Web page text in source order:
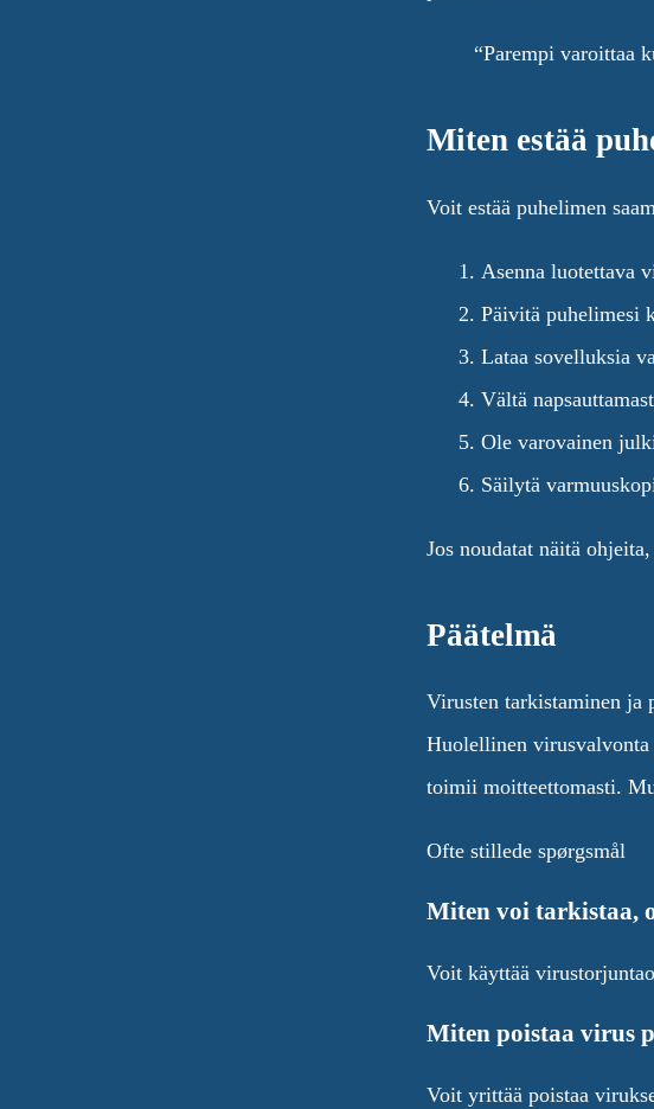
“Parempi varoittaa
Miten estää
Voit estää puhelimen
Asenna luotettava
Päivitä puhelimesi
Lataa sovelluksia
Vältä
Ole varovainen
Säilytä
Jos noudatat näitä
Päätelmä
Virusten tarkistaminen ja
Huolellinen virusvalvonta
toimii moitteettomasti.
Ofte stillede spørgsmål
Miten voi tarkistaa,
Voit käyttää
Miten poistaa virus
Voit yrittää poistaa